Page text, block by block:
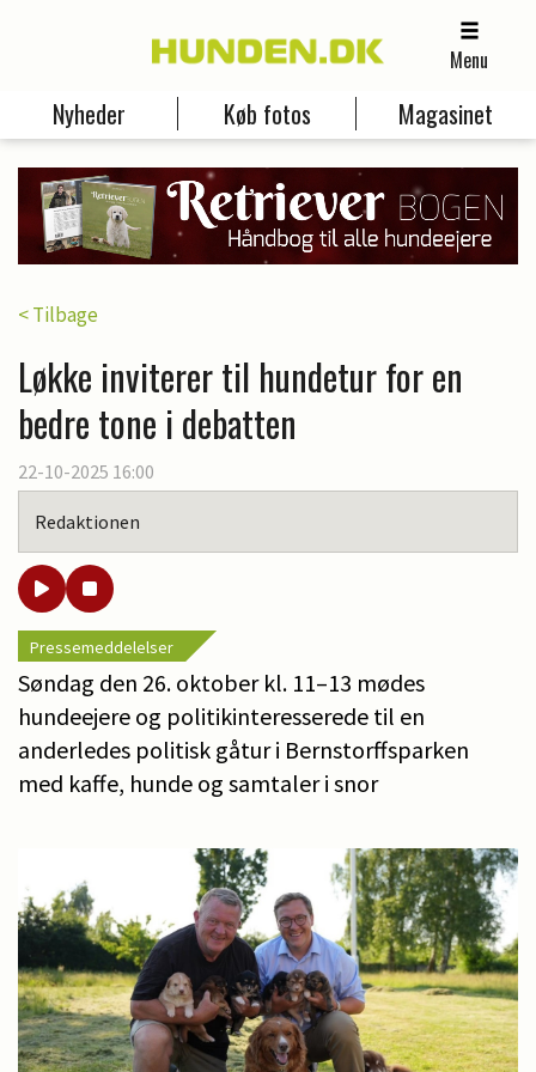
Menu
Nyheder Køb fotos Magasinet
< Tilbage
Løkke inviterer til hundetur for en
bedre tone i debatten
22-10-2025 16:00
Redaktionen
Pressemeddelelser
Søndag den 26. oktober kl. 11–13 mødes
hundeejere og politikinteresserede til en
anderledes politisk gåtur i Bernstorffsparken
med kaffe, hunde og samtaler i snor